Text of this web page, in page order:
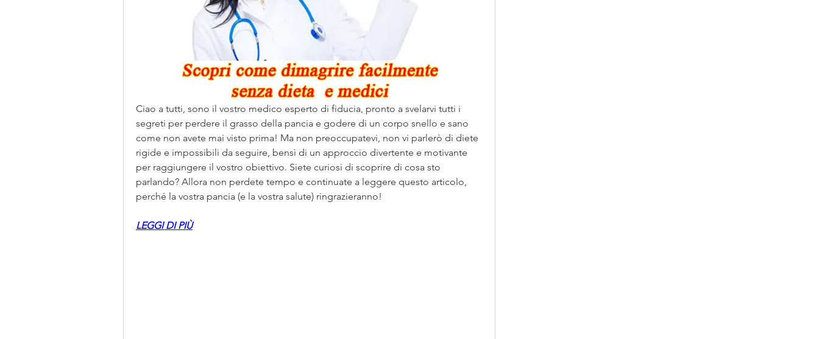
Ciao a tutti, sono il vostro medico esperto di fiducia, pronto a svelarvi tutti i
segreti per perdere il grasso della pancia e godere di un corpo snello e sano
come non avete mai visto prima! Ma non preoccupatevi, non vi parlerò di diete
rigide e impossibili da seguire, bensì di un approccio divertente e motivante
per raggiungere il vostro obiettivo. Siete curiosi di scoprire di cosa sto
parlando? Allora non perdete tempo e continuate a leggere questo articolo,
perché la vostra pancia (e la vostra salute) ringrazieranno!
LEGGI DI PIÙ